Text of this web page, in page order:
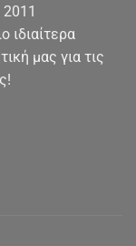
ιδιαίτερα
μας για τις